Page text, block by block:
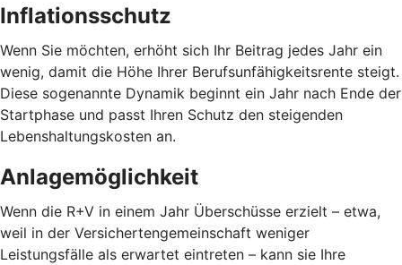
Inflationsschutz
Wenn Sie möchten, erhöht sich Ihr Beitrag jedes Jahr ein
wenig, damit die Höhe Ihrer Berufsunfähigkeitsrente steigt.
Diese sogenannte Dynamik beginnt ein Jahr nach Ende der
Startphase und passt Ihren Schutz den steigenden
Lebenshaltungskosten an.
Anlagemöglichkeit
Wenn die R+V in einem Jahr Überschüsse erzielt – etwa,
weil in der Versichertengemeinschaft weniger
Leistungsfälle als erwartet eintreten – kann sie Ihre